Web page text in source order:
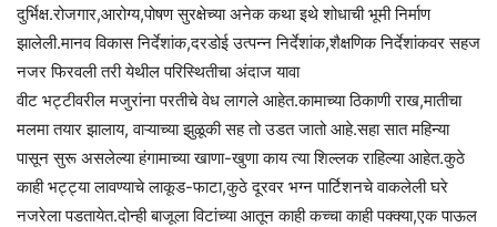
दुर्भिक्ष.रोजगार,आरोग्य,पोषण सुरक्षेच्या अनेक कथा इथे शोधाची भूमी निर्माण
झालेली.मानव विकास निर्देशांक,दरडोई उत्पन्न निर्देशांक,शैक्षणिक निर्देशांकवर सहज
नजर फिरवली तरी येथील परिस्थितीचा अंदाज यावा
वीट भट्टीवरील मजुरांना परतीचे वेध लागले आहेत.कामाच्या ठिकाणी राख,मातीचा
मलमा तयार झालाय, वाऱ्याच्या झुळूकी सह तो उडत जातो आहे.सहा सात महिन्या
पासून सुरू असलेल्या हंगामाच्या खाणा-खुणा काय त्या शिल्लक राहिल्या आहेत.कुठे
काही भट्ट्या लावण्याचे लाकूड-फाटा,कुठे दूरवर भग्न पार्टिशनचे वाकलेली घरे
नजरेला पडतायेत.दोन्ही बाजूला विटांच्या आतून काही कच्चा काही पक्क्या,एक पाऊल